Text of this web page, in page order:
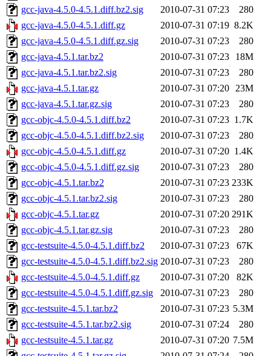
gcc-java-4.5.0-4.5.1.diff.bz2.sig
2010-07-31 07:23
280
gcc-java-4.5.0-4.5.1.diff.gz
2010-07-31 07:19 8.2K
gcc-java-4.5.0-4.5.1.diff.gz.sig
2010-07-31 07:23
280
gcc-java-4.5.1.tar.bz2
2010-07-31 07:23
18M
gcc-java-4.5.1.tar.bz2.sig
2010-07-31 07:23
280
gcc-java-4.5.1.tar.gz
2010-07-31 07:20 23M
gcc-java-4.5.1.tar.gz.sig
2010-07-31 07:23
280
gcc-objc-4.5.0-4.5.1.diff.bz2
2010-07-31 07:23 1.7K
gcc-objc-4.5.0-4.5.1.diff.bz2.sig
2010-07-31 07:23
280
gcc-objc-4.5.0-4.5.1.diff.gz
2010-07-31 07:20 1.4K
gcc-objc-4.5.0-4.5.1.diff.gz.sig
2010-07-31 07:23
280
gcc-objc-4.5.1.tar.bz2
2010-07-31 07:23 233K
gcc-objc-4.5.1.tar.bz2.sig
2010-07-31 07:23
280
gcc-objc-4.5.1.tar.gz
2010-07-31 07:20 291K
gcc-objc-4.5.1.tar.gz.sig
2010-07-31 07:23
280
gcc-testsuite-4.5.0-4.5.1.diff.bz2
2010-07-31 07:23
67K
gcc-testsuite-4.5.0-4.5.1.diff.bz2.sig 2010-07-31 07:23
280
gcc-testsuite-4.5.0-4.5.1.diff.gz
2010-07-31 07:20
82K
gcc-testsuite-4.5.0-4.5.1.diff.gz.sig
2010-07-31 07:23
280
gcc-testsuite-4.5.1.tar.bz2
2010-07-31 07:23 5.3M
gcc-testsuite-4.5.1.tar.bz2.sig
2010-07-31 07:24
280
gcc-testsuite-4.5.1.tar.gz
2010-07-31 07:20 7.5M